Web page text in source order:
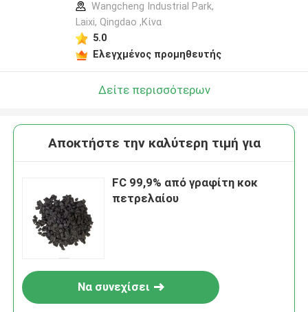
Wangcheng Industrial Park,
Laixi, Qingdao ,Κίνα
5.0
Ελεγχμένος προμηθευτής
Δείτε περισσότερων
Αποκτήστε την καλύτερη τιμή για
FC 99,9% από γραφίτη κοκ
πετρελαίου
Να συνεχίσει